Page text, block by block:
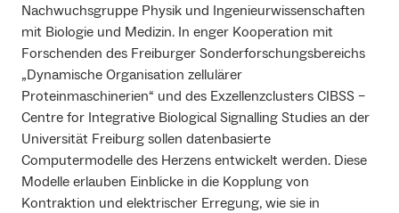
Nachwuchsgruppe Physik und Ingenieurwissenschaften
mit Biologie und Medizin. In enger Kooperation mit
Forschenden des Freiburger Sonderforschungsbereichs
„Dynamische Organisation zellulärer
Proteinmaschinerien“ und des Exzellenzclusters CIBSS –
Centre for Integrative Biological Signalling Studies an der
Universität Freiburg sollen datenbasierte
Computermodelle des Herzens entwickelt werden. Diese
Modelle erlauben Einblicke in die Kopplung von
Kontraktion und elektrischer Erregung, wie sie in